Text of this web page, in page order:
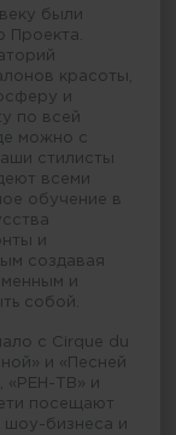
были
Проекта.
красоты,
и
по всей
можно с
стилисты
всеми
обучение в
и
создавая
и
собой.
с Cirque du
и «Песней
«РЕН-ТВ» и
посещают
шоу-бизнеса и